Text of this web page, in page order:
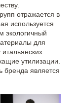
отражается в
используется
экологичный
для
утилизации.
бренда является